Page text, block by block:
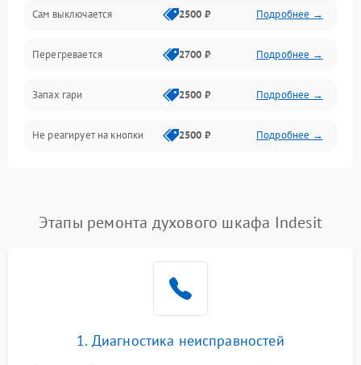
Сам выключается 2500 ₽ Подробнее →
Перегревается 2700 ₽ Подробнее →
Запах гари 2500 ₽ Подробнее →
Не реагирует на кнопки 2500 ₽ Подробнее →
Этапы ремонта духового шкафа Indesit
1. Диагностика неисправностей